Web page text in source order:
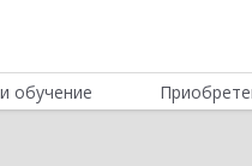
обучение